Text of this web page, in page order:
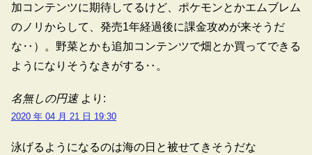
加コンテンツに期待してるけど、ポケモンとかエムブレム
のノリからして、発売1年経過後に課金攻めが来そうだ
な‥）。野菜とかも追加コンテンツで畑とか買ってできる
ようになりそうなきがする‥。
名無しの円速 より:
2020 年 04 月 21 日 19:30
泳げるようになるのは海の日と被せてきそうだな